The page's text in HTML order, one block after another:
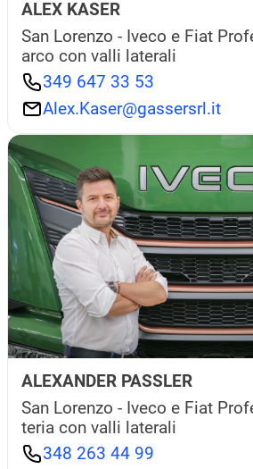
ALEX KASER
San Lorenzo - Iveco e Fiat
arco con valli laterali
349 647 33 53
Alex.Kaser@gassersrl.it
ALEXANDER PASSLER
San Lorenzo - Iveco e Fiat
teria con valli laterali
348 263 44 99